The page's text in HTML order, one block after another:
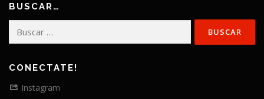
BUSCAR…
CONECTATE!
Instagram